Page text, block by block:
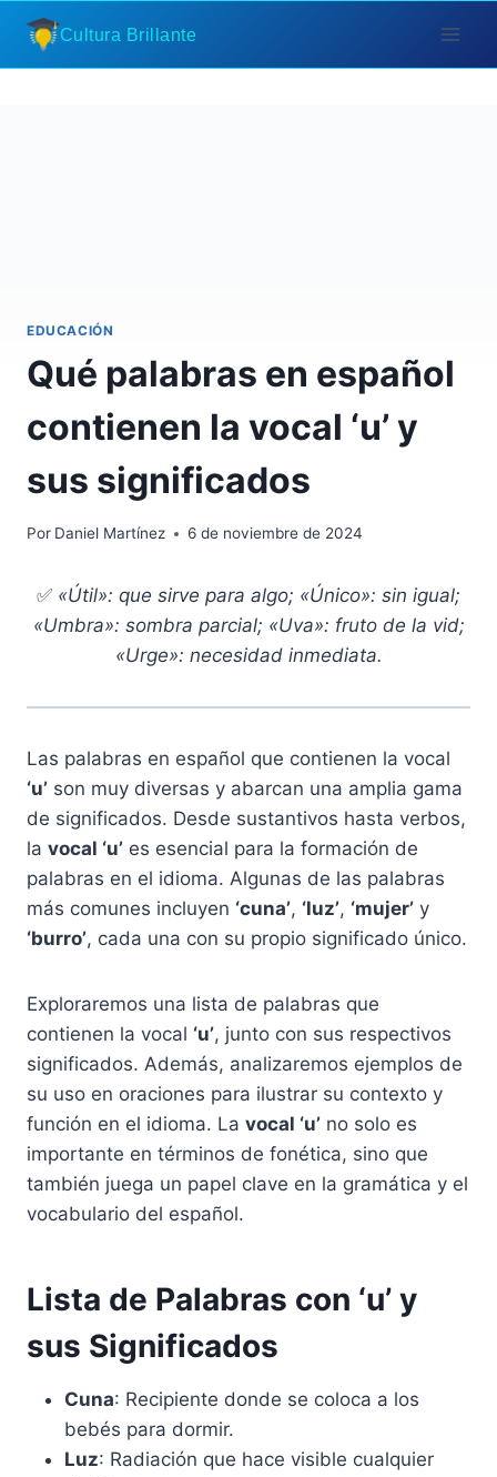
Saltar
contenido
Cultura Brillante
EDUCACIÓN
Qué palabras en español
contienen la vocal ‘u’ y
sus significados
Por Daniel Martínez 6 de noviembre de 2024
✅ «Útil»: que sirve para algo; «Único»: sin igual;
«Umbra»: sombra parcial; «Uva»: fruto de la vid;
«Urge»: necesidad inmediata.
Las palabras en español que contienen la vocal
‘u’ son muy diversas y abarcan una amplia gama
de significados. Desde sustantivos hasta verbos,
la vocal ‘u’ es esencial para la formación de
palabras en el idioma. Algunas de las palabras
más comunes incluyen ‘cuna’, ‘luz’, ‘mujer’ y
‘burro’, cada una con su propio significado único.
Exploraremos una lista de palabras que
contienen la vocal ‘u’, junto con sus respectivos
significados. Además, analizaremos ejemplos de
su uso en oraciones para ilustrar su contexto y
función en el idioma. La vocal ‘u’ no solo es
importante en términos de fonética, sino que
también juega un papel clave en la gramática y el
vocabulario del español.
Lista de Palabras con ‘u’ y
sus Significados
Cuna: Recipiente donde se coloca a los
bebés para dormir.
Luz: Radiación que hace visible cualquier